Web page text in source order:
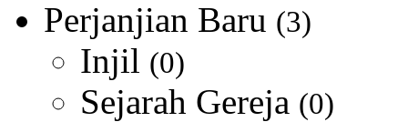
Perjanjian Baru (3)
Injil (0)
Sejarah Gereja (0)